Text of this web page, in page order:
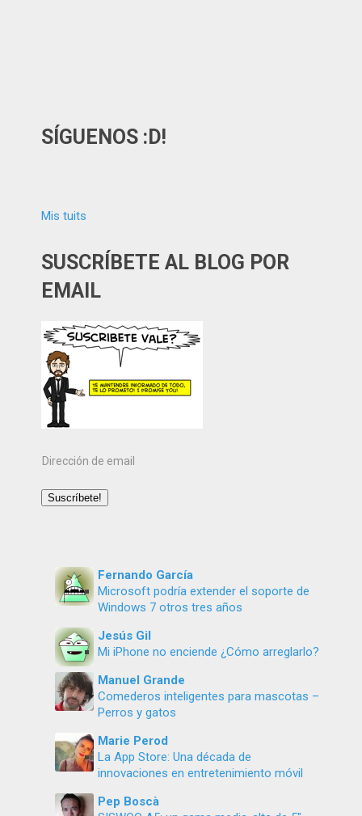
SÍGUENOS :D!
Mis tuits
SUSCRÍBETE AL BLOG POR
EMAIL
Dirección
email
Suscríbete!
Fernando García
Microsoft podría extender el soporte de
Windows 7 otros tres años
Jesús Gil
Mi iPhone no enciende ¿Cómo arreglarlo?
Manuel Grande
Comederos inteligentes para mascotas –
Perros y gatos
Marie Perod
La App Store: Una década de
innovaciones en entretenimiento móvil
Pep Boscà